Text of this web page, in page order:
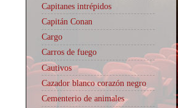
Capitanes intrépidos
Capitán Conan
Cargo
Carros de fuego
Cautivos
Cazador blanco corazón negro
Cementerio de animales